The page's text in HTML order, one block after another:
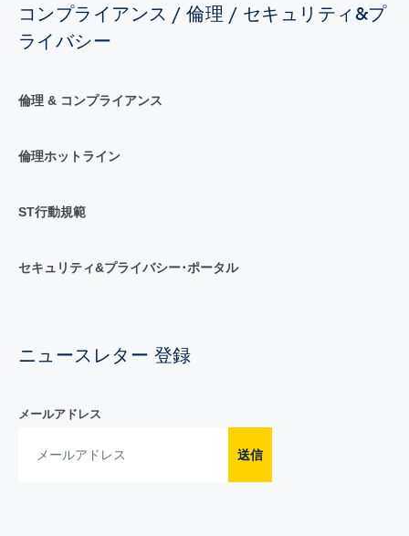
コンプライアンス / 倫理 / セキュリティ&プ
ライバシー
倫理 & コンプライアンス
倫理ホットライン
ST行動規範
セキュリティ&プライバシー･ポータル
ニュースレター 登録
メールアドレス
送信